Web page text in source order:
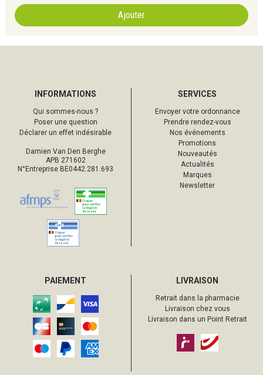
Ajouter
INFORMATIONS
Qui sommes-nous ?
Poser une question
Déclarer un effet indésirable
Damien Van Den Berghe
APB 271602
N°Entreprise BE0442.281.693
SERVICES
Envoyer votre ordonnance
Prendre rendez-vous
Nos événements
Promotions
Nouveautés
Actualités
Marques
Newsletter
PAIEMENT LIVRAISON
Retrait dans la pharmacie
Livraison chez vous
Livraison dans un Point Retrait